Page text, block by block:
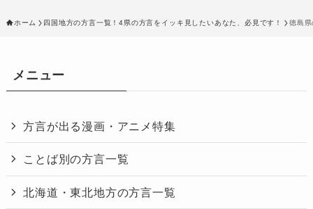
ホーム 四国地方の方言一覧！4県の方言をイッキ見したいあなた、必見です！ 徳島
メニュー
方言が出る漫画・アニメ特集
ことば別の方言一覧
北海道・東北地方の方言一覧